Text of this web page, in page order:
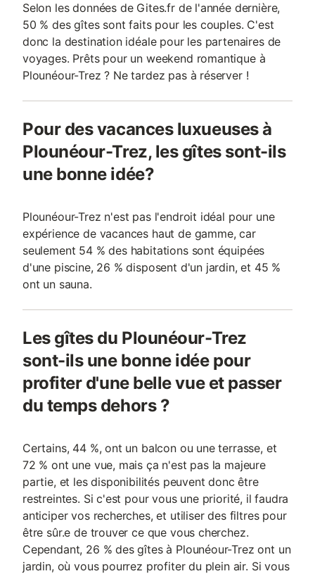
Selon les données de Gites.fr de l'année dernière,
50 % des gîtes sont faits pour les couples. C'est
donc la destination idéale pour les partenaires de
voyages. Prêts pour un weekend romantique à
Plounéour-Trez ? Ne tardez pas à réserver !
Pour des vacances luxueuses à
Plounéour-Trez, les gîtes sont-ils
une bonne idée?
Plounéour-Trez n'est pas l'endroit idéal pour une
expérience de vacances haut de gamme, car
seulement 54 % des habitations sont équipées
d'une piscine, 26 % disposent d'un jardin, et 45 %
ont un sauna.
Les gîtes du Plounéour-Trez
sont-ils une bonne idée pour
profiter d'une belle vue et passer
du temps dehors ?
Certains, 44 %, ont un balcon ou une terrasse, et
72 % ont une vue, mais ça n'est pas la majeure
partie, et les disponibilités peuvent donc être
restreintes. Si c'est pour vous une priorité, il faudra
anticiper vos recherches, et utiliser des filtres pour
être sûr.e de trouver ce que vous cherchez.
Cependant, 26 % des gîtes à Plounéour-Trez ont un
jardin, où vous pourrez profiter du plein air. Si vous